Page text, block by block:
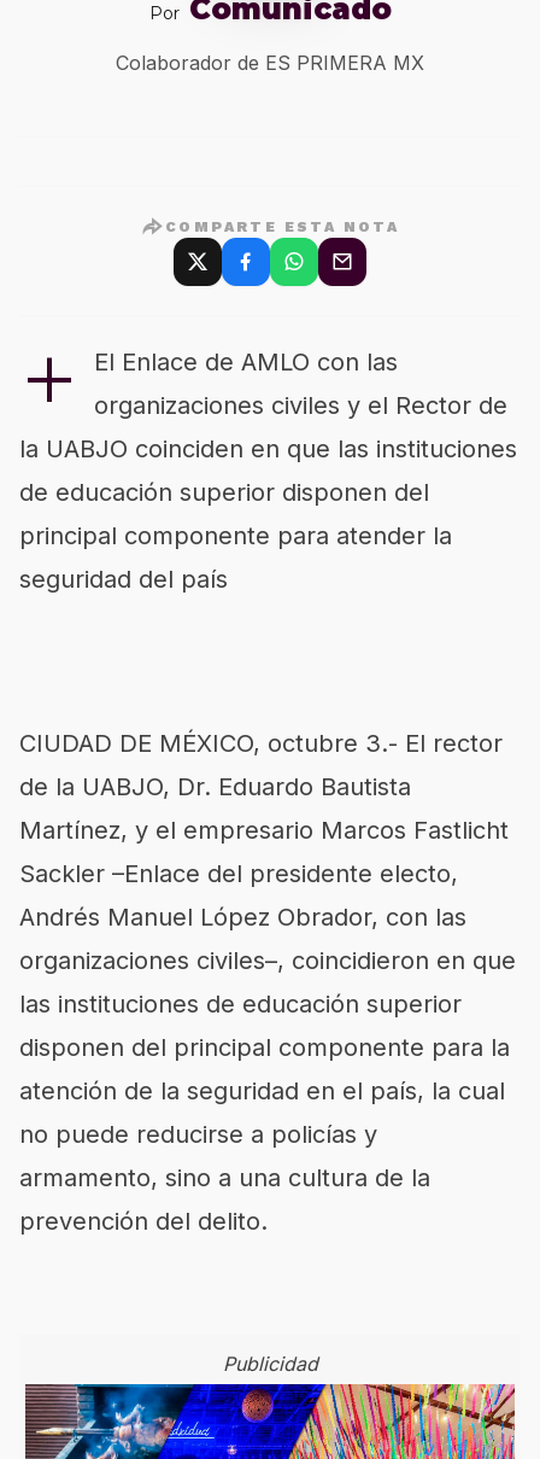
Por Comunicado
Colaborador de ES PRIMERA MX
COMPARTE ESTA NOTA
+
El Enlace de AMLO con las
organizaciones civiles y el Rector de
la UABJO coinciden en que las instituciones
de educación superior disponen del
principal componente para atender la
seguridad del país
CIUDAD DE MÉXICO, octubre 3.- El rector
de la UABJO, Dr. Eduardo Bautista
Martínez, y el empresario Marcos Fastlicht
Sackler –Enlace del presidente electo,
Andrés Manuel López Obrador, con las
organizaciones civiles–, coincidieron en que
las instituciones de educación superior
disponen del principal componente para la
atención de la seguridad en el país, la cual
no puede reducirse a policías y
armamento, sino a una cultura de la
prevención del delito.
Publicidad